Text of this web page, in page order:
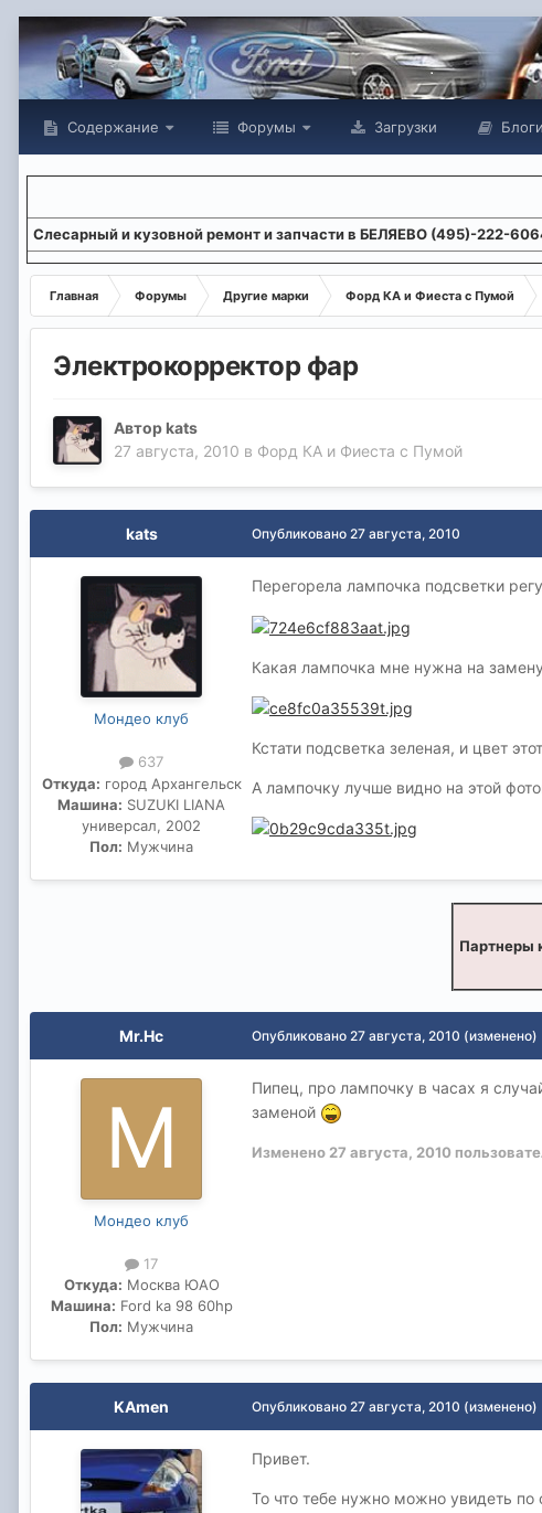
Содержание Форумы Загрузки Блоги
Слесарный и кузовной ремонт и запчасти в БЕЛЯЕВО (495)-222-
Главная Форумы Другие марки Форд КА и Фиеста с Пумой
Электрокорректор фар
Авторkats
27 августа, 2010 в Форд КА и Фиеста с Пумой
kats
Мондео клуб
637
Откуда: город Архангельск
Машина: SUZUKI LIANA
универсал, 2002
Пол: Мужчина
Опубликовано 27 августа, 2010
Перегорела лампочка подсветки
Какая лампочка мне нужна на
Кстати подсветка зеленая, и цвет
А лампочку лучше видно на этой
Партнеры
Mr.Hc
Мондео клуб
17
Откуда: Москва ЮАО
Машина: Ford ka 98 60hp
Пол: Мужчина
Опубликовано 27 августа, 2010 (изменено)
Пипец, про лампочку в часах я
заменой
Изменено 27 августа, 2010
KAmen Опубликовано 27 августа, 2010 (изменено)
Привет.
То что тебе нужно можно увидеть по